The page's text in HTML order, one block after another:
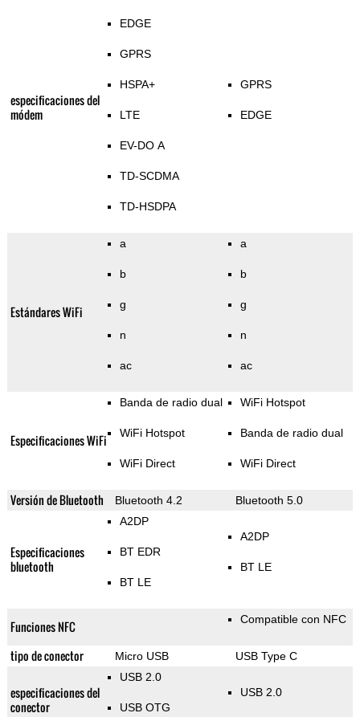
especificaciones del
módem
EDGE
GPRS
HSPA+
LTE
EV-DO A
TD-SCDMA
TD-HSDPA
GPRS
EDGE
Estándares WiFi
a
b
g
n
ac
a
b
g
n
ac
Especificaciones WiFi
Banda de radio dual
WiFi Hotspot
WiFi Direct
WiFi Hotspot
Banda de radio dual
WiFi Direct
Versión de Bluetooth Bluetooth 4.2 Bluetooth 5.0
Especificaciones
bluetooth
A2DP
BT EDR
BT LE
A2DP
BT LE
Funciones NFC Compatible con NFC
tipo de conector Micro USB USB Type C
especificaciones del
conector
USB 2.0
USB OTG
USB 2.0